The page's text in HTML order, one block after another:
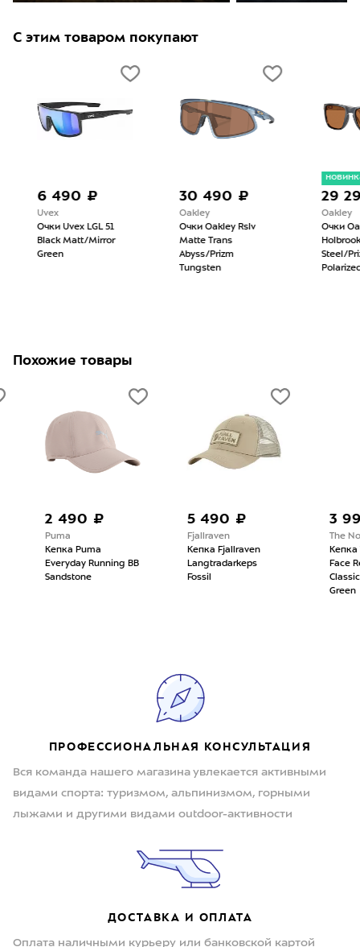
С этим товаром покупают
6 490 ₽
Uvex
Очки Uvex LGL 51
Black Matt/Mirror
Green
30 490 ₽
Oakley
Очки Oakley Rslv
Matte Trans
Abyss/Prizm
Tungsten
новинка
29
Oakley
Очки
Holbrook
Steel/
Polarized
Похожие товары
2 490 ₽
Puma
Кепка Puma
Everyday Running BB
Sandstone
5 490 ₽
Fjallraven
Кепка Fjallraven
Langtradarkeps
Fossil
3
The
Кепка
Face
Classic
Green
ПРОФЕССИОНАЛЬНАЯ КОНСУЛЬТАЦИЯ
Вся команда нашего магазина увлекается активными
видами спорта: туризмом, альпинизмом, горными
лыжами и другими видами outdoor-активности
ДОСТАВКА И ОПЛАТА
Оплата наличными курьеру или банковской картой